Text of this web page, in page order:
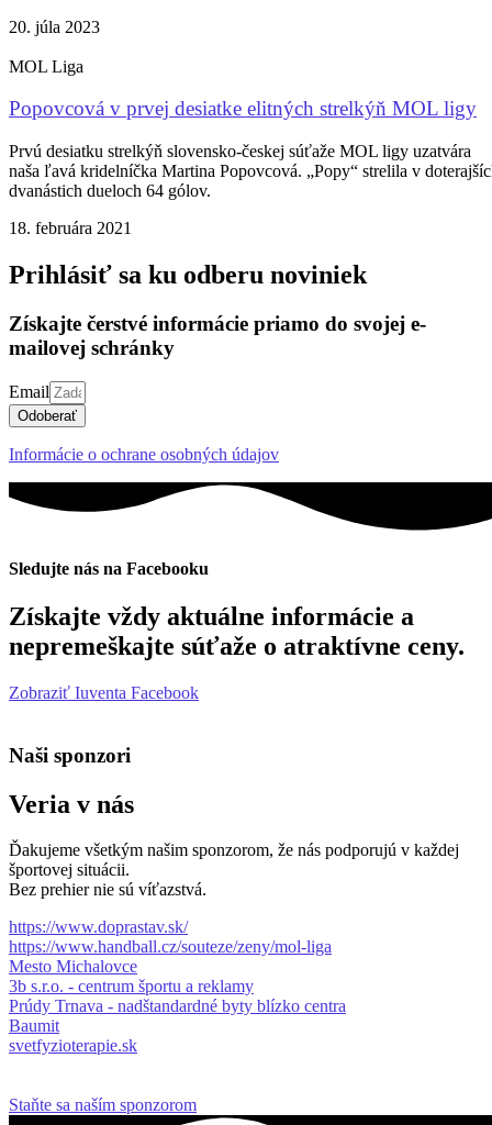
20. júla 2023
MOL Liga
Popovcová v prvej desiatke elitných strelkýň MOL ligy
Prvú desiatku strelkýň slovensko-českej súťaže MOL ligy uzatvára
naša ľavá kridelníčka Martina Popovcová. „Popy“ strelila v
dvanástich dueloch 64 gólov.
18. februára 2021
Prihlásiť sa ku odberu noviniek
Získajte čerstvé informácie priamo do svojej e-
mailovej schránky
Email
Odoberať
Informácie o ochrane osobných údajov
Sledujte nás na Facebooku
Získajte vždy aktuálne informácie a
nepremeškajte súťaže o atraktívne ceny.
Zobraziť Iuventa Facebook
Naši sponzori
Veria v nás
Ďakujeme všetkým našim sponzorom, že nás podporujú v každej
športovej situácii.
Bez prehier nie sú víťazstvá.
https://www.doprastav.sk/
https://www.handball.cz/souteze/zeny/mol-liga
Mesto Michalovce
3b s.r.o. - centrum športu a reklamy
Prúdy Trnava - nadštandardné byty blízko centra
Baumit
svetfyzioterapie.sk
Staňte sa naším sponzorom